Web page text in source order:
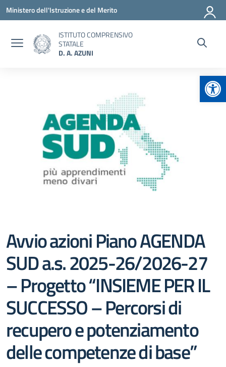
Vai ai contenuti
Vai al menu di navigazione
Vai al footer
Ministero dell'Istruzione e del Merito
ISTITUTO COMPRENSIVO
STATALE
D. A. AZUNI
Avvio azioni Piano AGENDA
SUD a.s. 2025-26/2026-27
– Progetto “INSIEME PER IL
SUCCESSO – Percorsi di
recupero e potenziamento
delle competenze di base”